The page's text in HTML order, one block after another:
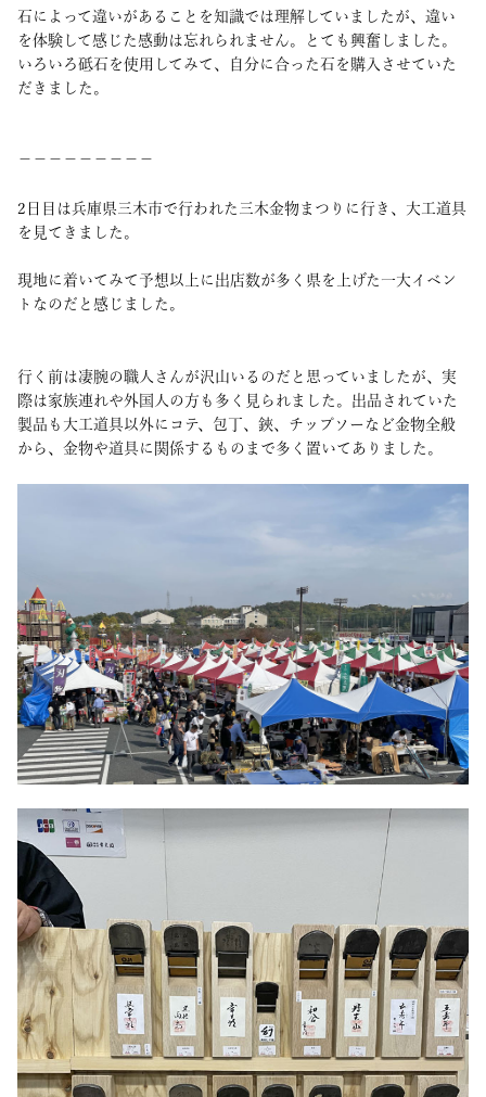
石によって違いがあることを知識では理解していましたが、違い
を体験して感じた感動は忘れられません。とても興奮しました。
いろいろ砥石を使用してみて、自分に合った石を購入させていた
だきました。
－－－－－－－－－
2日目は兵庫県三木市で行われた三木金物まつりに行き、大工道具
を見てきました。
現地に着いてみて予想以上に出店数が多く県を上げた一大イベン
トなのだと感じました。
行く前は凄腕の職人さんが沢山いるのだと思っていましたが、実
際は家族連れや外国人の方も多く見られました。出品されていた
製品も大工道具以外にコテ、包丁、鋏、チップソーなど金物全般
から、金物や道具に関係するものまで多く置いてありました。